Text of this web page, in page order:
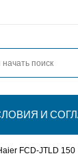
И
FCD-JTLD 150